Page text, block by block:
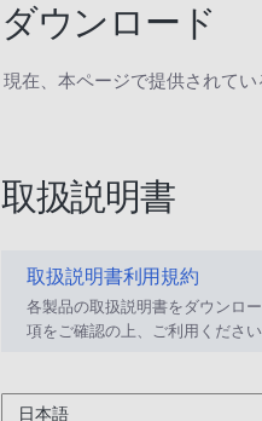
ダウンロード
現在、本ページで提供されてい
取扱説明書
取扱説明書利用規約
各製品の取扱説明書をダウンロ
項をご確認の上、ご利用ください
日本語